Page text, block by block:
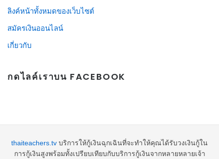
ลิงค์หน้าทั้งหมดของเว็บไซต์
สมัครเงินออนไลน์
เกี่ยวกับ
กดไลค์เราบน FACEBOOK
thaiteachers.tv บริการให้กู้เงินฉุกเฉินที่จะทำให้คุณได้รับวงเงินกู้ใน
การกู้เงินสูงพร้อมทั้งเปรียบเทียบกับบริการกู้เงินจากหลายหลายเจ้า